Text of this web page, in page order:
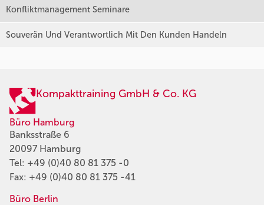
Konfliktmanagement Seminare
Souverän Und Verantwortlich Mit Den Kunden Handeln
Kompakttraining GmbH & Co. KG
Büro Hamburg
Banksstraße 6
20097 Hamburg
Tel: +49 (0)40 80 81 375 -0
Fax: +49 (0)40 80 81 375 -41
Büro Berlin